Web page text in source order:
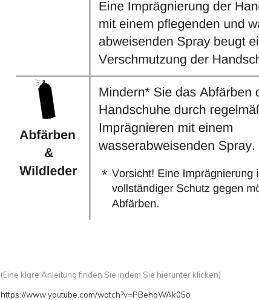
(Eine klare Anleitung finden Sie indem Sie hierunter klicken)
https://www.youtube.com/watch?v=PBehoWAk05o